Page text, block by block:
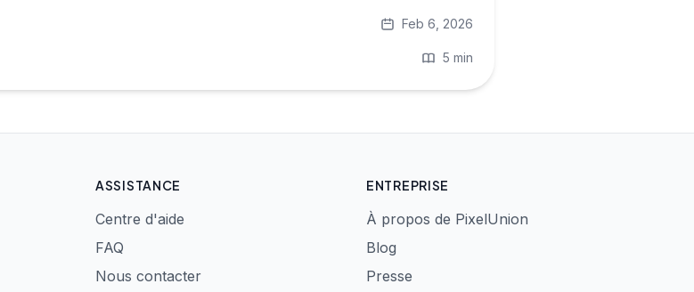
Feb 6, 2026
5 min
ASSISTANCE
Centre d'aide
FAQ
Nous contacter
ENTREPRISE
À propos de PixelUnion
Blog
Presse